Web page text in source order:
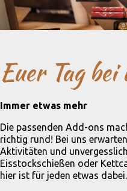
Euer Tag bei
Immer etwas mehr
Die passenden Add-ons
richtig rund! Bei uns
Aktivitäten und
Eisstockschießen oder
hier ist für jeden etwas dabei.